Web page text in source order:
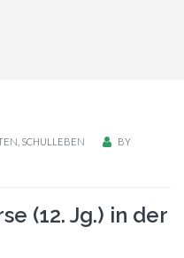
SCHULLEBEN BY
(12. Jg.) in der